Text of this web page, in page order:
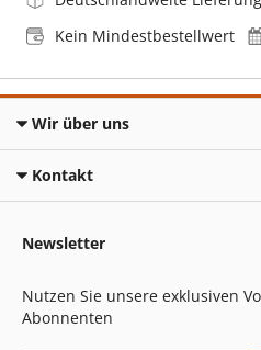
Kein Mindestbestellwert
Wir über uns
Kontakt
Newsletter
Nutzen Sie unsere exklusiven
Abonnenten